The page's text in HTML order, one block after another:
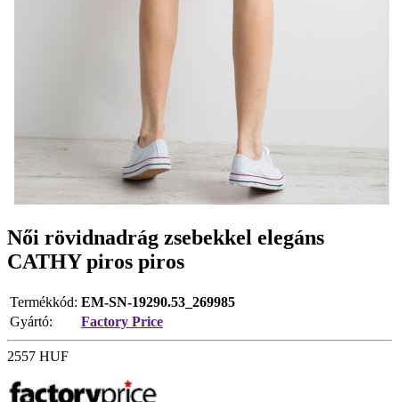
Női rövidnadrág zsebekkel elegáns
CATHY piros piros
Termékkód: EM-SN-19290.53_269985
Gyártó:
Factory Price
2557 HUF